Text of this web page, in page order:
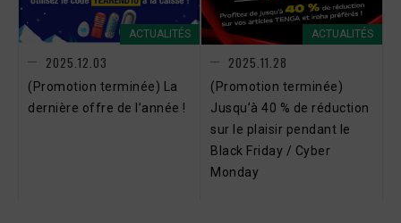
ACTUALITÉS
2025.12.03
(Promotion terminée) La
dernière offre de l’année !
ACTUALITÉS
2025.11.28
(Promotion terminée)
Jusqu’à 40 % de réduction
sur le plaisir pendant le
Black Friday / Cyber
Monday